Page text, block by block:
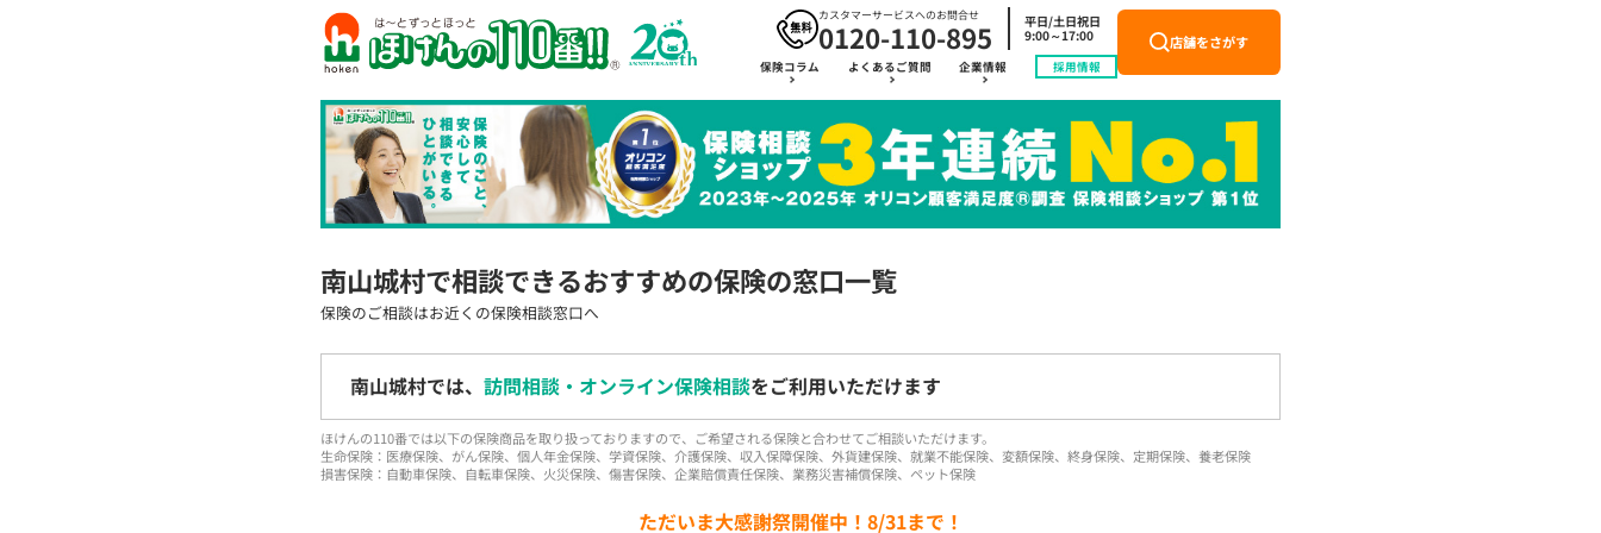
カスタマーサービスへのお問合せ
0120-110-895
平日/土日祝日
9:00～17:00
保険コラム よくあるご質問 企業情報 採用情報
店舗をさがす
南山城村で相談できるおすすめの保険の窓口一覧
保険のご相談はお近くの保険相談窓口へ
南山城村では、 訪問相談・オンライン保険相談をご利用いただけます
ほけんの110番では以下の保険商品を取り扱っておりますので、ご希望される保険と合わせてご相談いただけます。
生命保険：医療保険、がん保険、個人年金保険、学資保険、介護保険、収入保障保険、外貨建保険、就業不能保険、変額保険、終身保険、定期保険、養老保険
損害保険：自動車保険、自転車保険、火災保険、傷害保険、企業賠償責任保険、業務災害補償保険、ペット保険
ただいま大感謝祭開催中！8/31まで！